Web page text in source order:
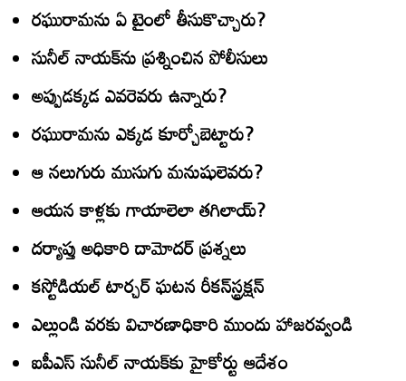
రఘురామను ఏ టైంలో తీసుకొచ్చారు?
సునీల్‌ నాయక్‌ను ప్రశ్నించిన పోలీసులు
అప్పుడక్కడ ఎవరెవరు ఉన్నారు?
రఘురామను ఎక్కడ కూర్చోబెట్టారు?
ఆ నలుగురు ముసుగు మనుషులెవరు?
ఆయన కాళ్లకు గాయాలెలా తగిలాయ్‌?
దర్యాప్తు అధికారి దామోదర్‌ ప్రశ్నలు
కస్టోడియల్‌ టార్చర్‌ ఘటన రీకన్‌స్ట్రక్షన్‌
ఎల్లుండి వరకు విచారణాధికారి ముందు హాజరవ్వండి
ఐపీఎస్‌ సునీల్‌ నాయక్‌కు హైకోర్టు ఆదేశం